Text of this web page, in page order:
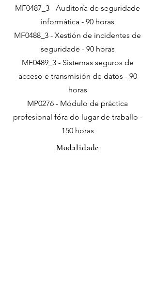
MF0487_3 - Auditoría de seguridade
informática - 90 horas
MF0488_3 - Xestión de incidentes de
seguridade - 90 horas
MF0489_3 - Sistemas seguros de
acceso e transmisión de datos - 90
horas
MP0276 - Módulo de práctica
profesional fóra do lugar de traballo -
150 horas
Modalidade